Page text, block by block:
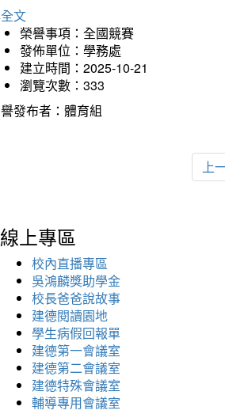
文
榮譽事項：全國競賽
發佈單位：學務處
建立時間：2025-10-21
瀏覽次數：333
發布者：體育組
上
線上專區
校內直播專區
吳鴻麟獎助學金
校長爸爸說故事
建德閱讀園地
學生病假回報單
建德第一會議室
建德第二會議室
建德特殊會議室
輔導專用會議室